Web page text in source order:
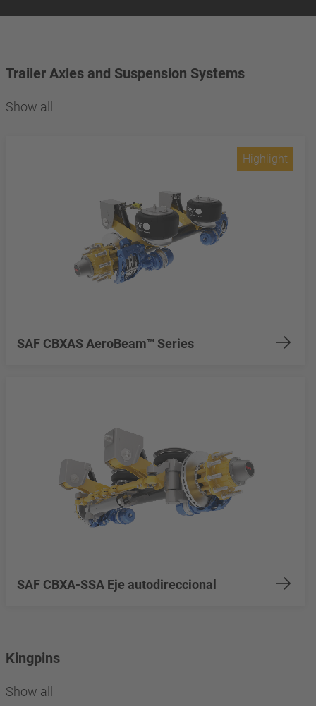
Trailer Axles and Suspension Systems
Show all
SAF CBXAS AeroBeam™ Series
Highlight
SAF CBXA-SSA Eje autodireccional
Kingpins
Show all